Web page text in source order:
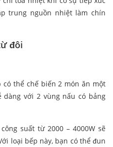
trung nguồn nhiệt làm chín
đôi
thể chế biến 2 món ăn một
dàng với 2 vùng nấu có bảng
suất từ 2000 – 4000W sẽ
loại bếp này, bạn có thể đun